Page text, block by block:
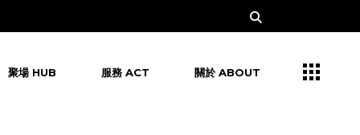
聚場 HUB 服務 ACT 關於 ABOUT